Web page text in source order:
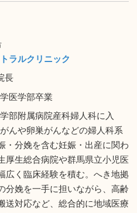
ラルクリニック
長
医学部卒業
部附属病院産科婦人科に入
んや卵巣がんなどの婦人科系
・分娩を含む妊娠・出産に関わ
厚生総合病院や群馬県立小児医
広く臨床経験を積む。へき地拠
分娩を一手に担いながら、高齢
送対応など、総合的に地域医療